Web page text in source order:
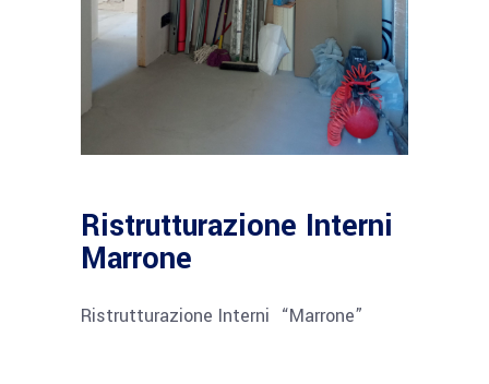
Ristrutturazione Interni
Marrone
Ristrutturazione Interni “Marrone”